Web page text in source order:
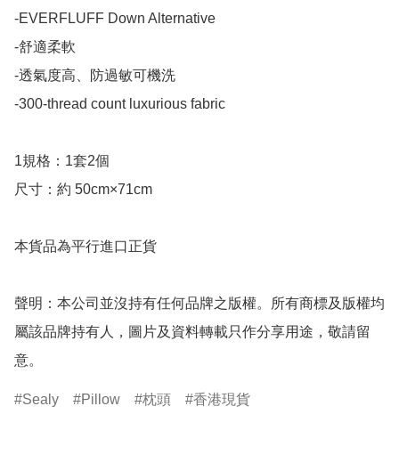
-EVERFLUFF Down Alternative
-舒適柔軟
-透氣度高、防過敏可機洗
-300-thread count luxurious fabric
1規格：1套2個
尺寸：約 50cm×71cm
本貨品為平行進口正貨
聲明：本公司並沒持有任何品牌之版權。所有商標及版權均
屬該品牌持有人，圖片及資料轉載只作分享用途，敬請留
意。
Sealy Pillow 枕頭 香港現貨